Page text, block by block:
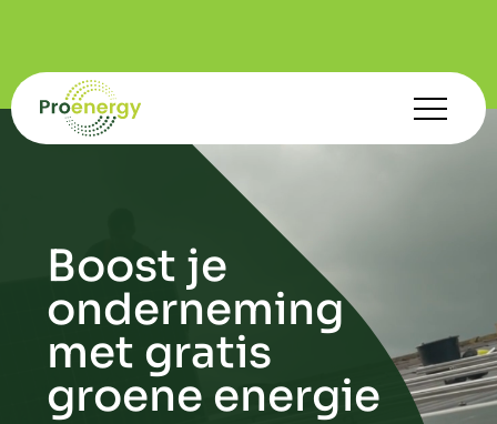
Boost je
onderneming
met gratis
groene energie